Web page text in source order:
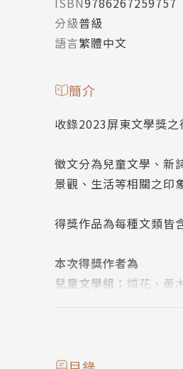
分級普級
語言繁體中文
簡介
收錄2023屏東文學獎
徵文分為兒童文學、新
景觀、生活等相關之印
得獎作品為每種文類皆
本次得獎作者為
兒童文學組： 燐花、黃